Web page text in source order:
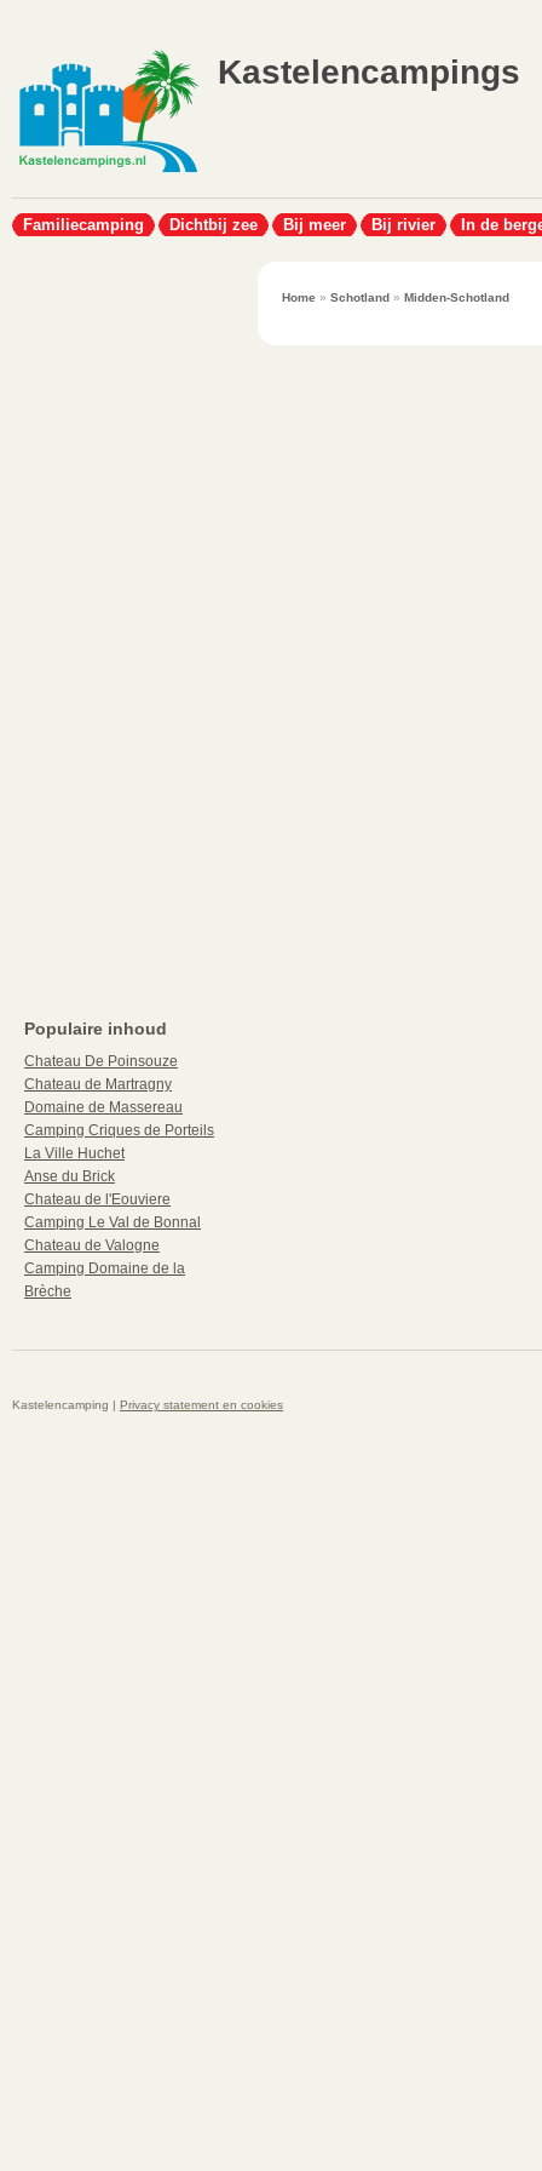
Kastelencampings
Familiecamping Dichtbij zee Bij meer Bij rivier In de
Populaire inhoud
Chateau De Poinsouze
Chateau de Martragny
Domaine de Massereau
Camping Criques de Porteils
La Ville Huchet
Anse du Brick
Chateau de l'Eouviere
Camping Le Val de Bonnal
Chateau de Valogne
Camping Domaine de la
Brèche
Home » Schotland» Midden-Schotland
Kastelencamping | Privacy statement en cookies